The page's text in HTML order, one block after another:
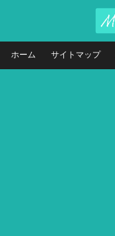
ホーム サイトマップ